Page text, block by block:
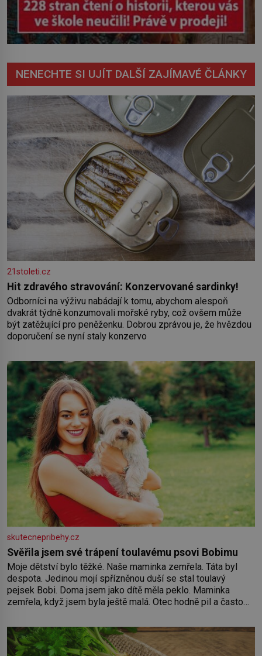
NENECHTE SI UJÍT DALŠÍ ZAJÍMAVÉ ČLÁNKY
21stoleti.cz
Hit zdravého stravování: Konzervované sardinky!
Odborníci na výživu nabádají k tomu, abychom alespoň
dvakrát týdně konzumovali mořské ryby, což ovšem může
být zatěžující pro peněženku. Dobrou zprávou je, že hvězdou
doporučení se nyní staly konzervo
skutecnepribehy.cz
Svěřila jsem své trápení toulavému psovi Bobimu
Moje dětství bylo těžké. Naše maminka zemřela. Táta byl
despota. Jedinou mojí spřízněnou duší se stal toulavý
pejsek Bobi. Doma jsem jako dítě měla peklo. Maminka
zemřela, když jsem byla ještě malá. Otec hodně pil a často
do školy u nás na vesnici. Měli mě tam rádi, protože